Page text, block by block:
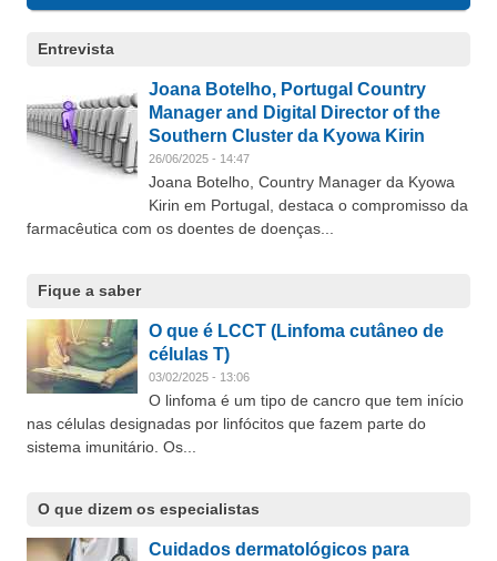
Entrevista
Joana Botelho, Portugal Country
Manager and Digital Director of the
Southern Cluster da Kyowa Kirin
26/06/2025 - 14:47
Joana Botelho, Country Manager da Kyowa
Kirin em Portugal, destaca o compromisso da
farmacêutica com os doentes de doenças...
Fique a saber
O que é LCCT (Linfoma cutâneo de
células T)
03/02/2025 - 13:06
O linfoma é um tipo de cancro que tem início
nas células designadas por linfócitos que fazem parte do
sistema imunitário. Os...
O que dizem os especialistas
Cuidados dermatológicos para